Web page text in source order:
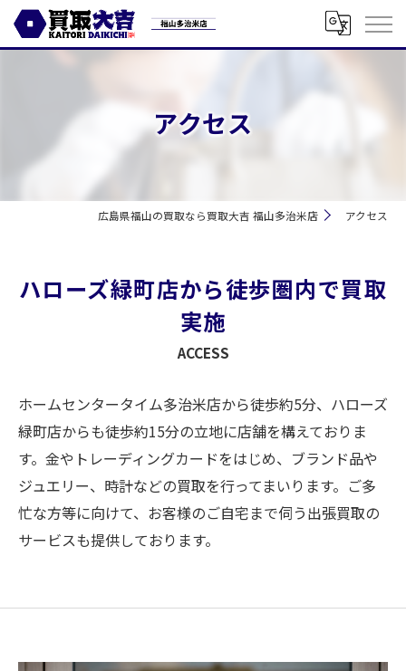
アクセス
広島県福山の買取なら買取大吉 福山多治米店 アクセス
ハローズ緑町店から徒歩圏内で買取
実施
ACCESS
ホームセンタータイム多治米店から徒歩約5分、ハローズ
緑町店からも徒歩約15分の立地に店舗を構えておりま
す。金やトレーディングカードをはじめ、ブランド品や
ジュエリー、時計などの買取を行ってまいります。ご多
忙な方等に向けて、お客様のご自宅まで伺う出張買取の
サービスも提供しております。